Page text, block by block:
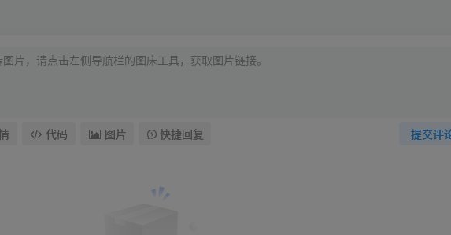
了类似于黑社会的座次，胡芳是老大，我是老二，李刚老三，宋峰老四，庄利老
。来自五湖四海，其实就在我从门口走到我的座位上的时候，我就已经仔细的
及格别人可能给了高分，但是如果让我追女孩的话，我可能不会，因为兔子不吃
提交评
代码 图片 快捷回复